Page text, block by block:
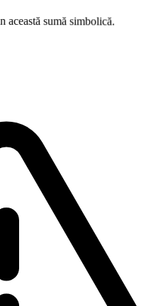
sumă simbolică.